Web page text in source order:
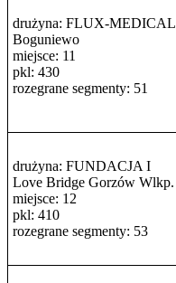
drużyna: FLUX-MEDICAL
Boguniewo
miejsce: 11
pkl: 430
rozegrane segmenty: 51
drużyna: FUNDACJA I
Love Bridge Gorzów Wlkp.
miejsce: 12
pkl: 410
rozegrane segmenty: 53